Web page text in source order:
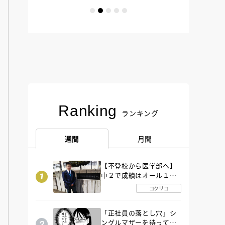
Ranking ランキング
週間 月間
【不登校から医学部へ】
中２で成績はオール１
「昼夜逆転」したわが子
を”夜遊び”に連れ出した
コクリコ
「正社員の落とし穴」シ
ングルマザーを待ってい